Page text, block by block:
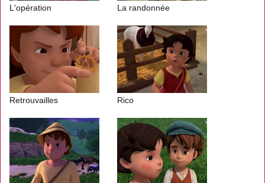
L'opération La randonnée
Retrouvailles Rico